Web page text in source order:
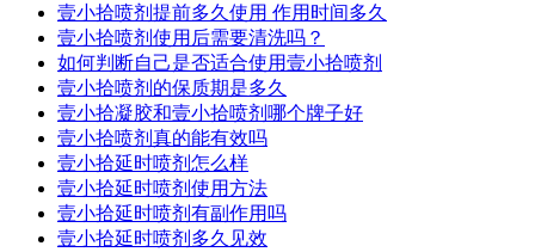
壹小拾喷剂提前多久使用 作用时间多久
壹小拾喷剂使用后需要清洗吗？
如何判断自己是否适合使用壹小拾喷剂
壹小拾喷剂的保质期是多久
壹小拾凝胶和壹小拾喷剂哪个牌子好
壹小拾喷剂真的能有效吗
壹小拾延时喷剂怎么样
壹小拾延时喷剂使用方法
壹小拾延时喷剂有副作用吗
壹小拾延时喷剂多久见效